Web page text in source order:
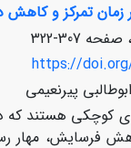
زمان‏ تمرکز و
307-322
https://doi.org/
پیرنعیمی
کوچکی هستند که
فرسایش، مهار